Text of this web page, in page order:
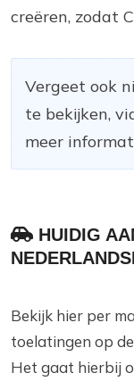
creëren, zodat
Vergeet ook
te bekijken,
meer
HUIDIG
Bekijk hier per
toelatingen op
Het gaat hierbij